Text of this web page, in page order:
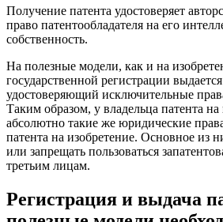
Получение патента удостоверяет
право патентообладателя на его
собственность.
На полезные модели, как и на
государственной регистрации
удостоверяющий исключительные
Таким образом, у владельца патента
абсолютно такие же юридические
патента на изобретение. Основное из
или запрещать пользоваться
третьим лицам.
Регистрация и выдача